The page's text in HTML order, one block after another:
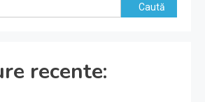
Caută
recente: